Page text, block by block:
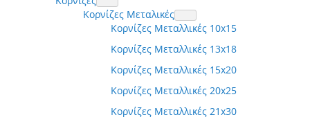
Κορνίζες Μεταλικές
Κορνίζες Μεταλλικές 10x15
Κορνίζες Μεταλλικές 13x18
Κορνίζες Μεταλλικές 15x20
Κορνίζες Μεταλλικές 20x25
Κορνίζες Μεταλλικές 21x30